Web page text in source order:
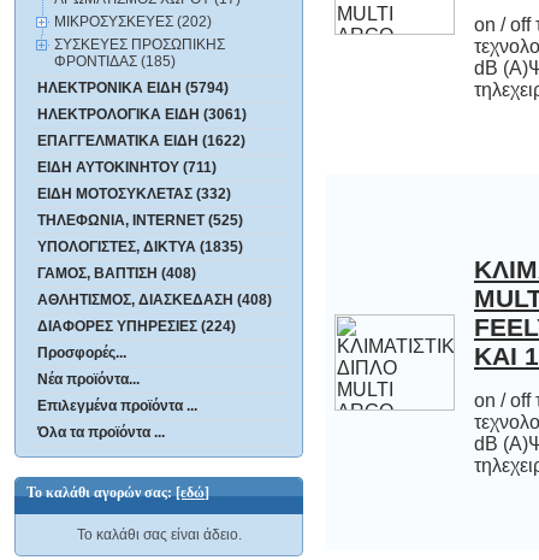
ΜΙΚΡΟΣΥΣΚΕΥΕΣ (202)
ΣΥΣΚΕΥΕΣ ΠΡΟΣΩΠΙΚΗΣ
ΦΡΟΝΤΙΔΑΣ (185)
ΗΛΕΚΤΡΟΝΙΚΑ ΕΙΔΗ (5794)
ΗΛΕΚΤΡΟΛΟΓΙΚΑ ΕΙΔΗ (3061)
ΕΠΑΓΓΕΛΜΑΤΙΚΑ ΕΙΔΗ (1622)
ΕΙΔΗ ΑΥΤΟΚΙΝΗΤΟΥ (711)
ΕΙΔΗ ΜΟΤΟΣΥΚΛΕΤΑΣ (332)
ΤΗΛΕΦΩΝΙΑ, INTERNET (525)
ΥΠΟΛΟΓΙΣΤΕΣ, ΔΙΚΤΥΑ (1835)
ΓΑΜΟΣ, ΒΑΠΤΙΣΗ (408)
ΑΘΛΗΤΙΣΜΟΣ, ΔΙΑΣΚΕΔΑΣΗ (408)
ΔΙΑΦΟΡΕΣ ΥΠΗΡΕΣΙΕΣ (224)
Προσφορές...
Νέα προϊόντα...
Επιλεγμένα προϊόντα ...
Όλα τα προϊόντα ...
Το καλάθι αγορών σας:[εδώ]
Το καλάθι σας είναι άδειο.
on / off
dB
ΚΑΙ
on / off
dB